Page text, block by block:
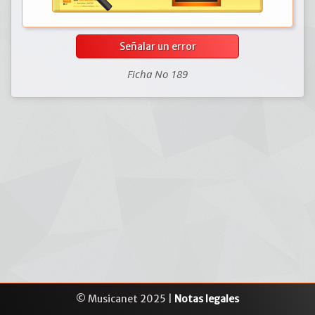
Señalar un error
Ficha No 189
© Musicanet 2025 | Notas legales